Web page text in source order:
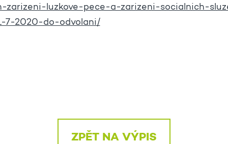
zarizeni-luzkove-pece-a-zarizeni-socialnich-
7-2020-do-odvolani/
ZPĚT NA VÝPIS